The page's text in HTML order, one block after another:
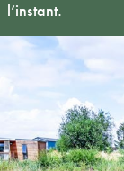
l’instant.